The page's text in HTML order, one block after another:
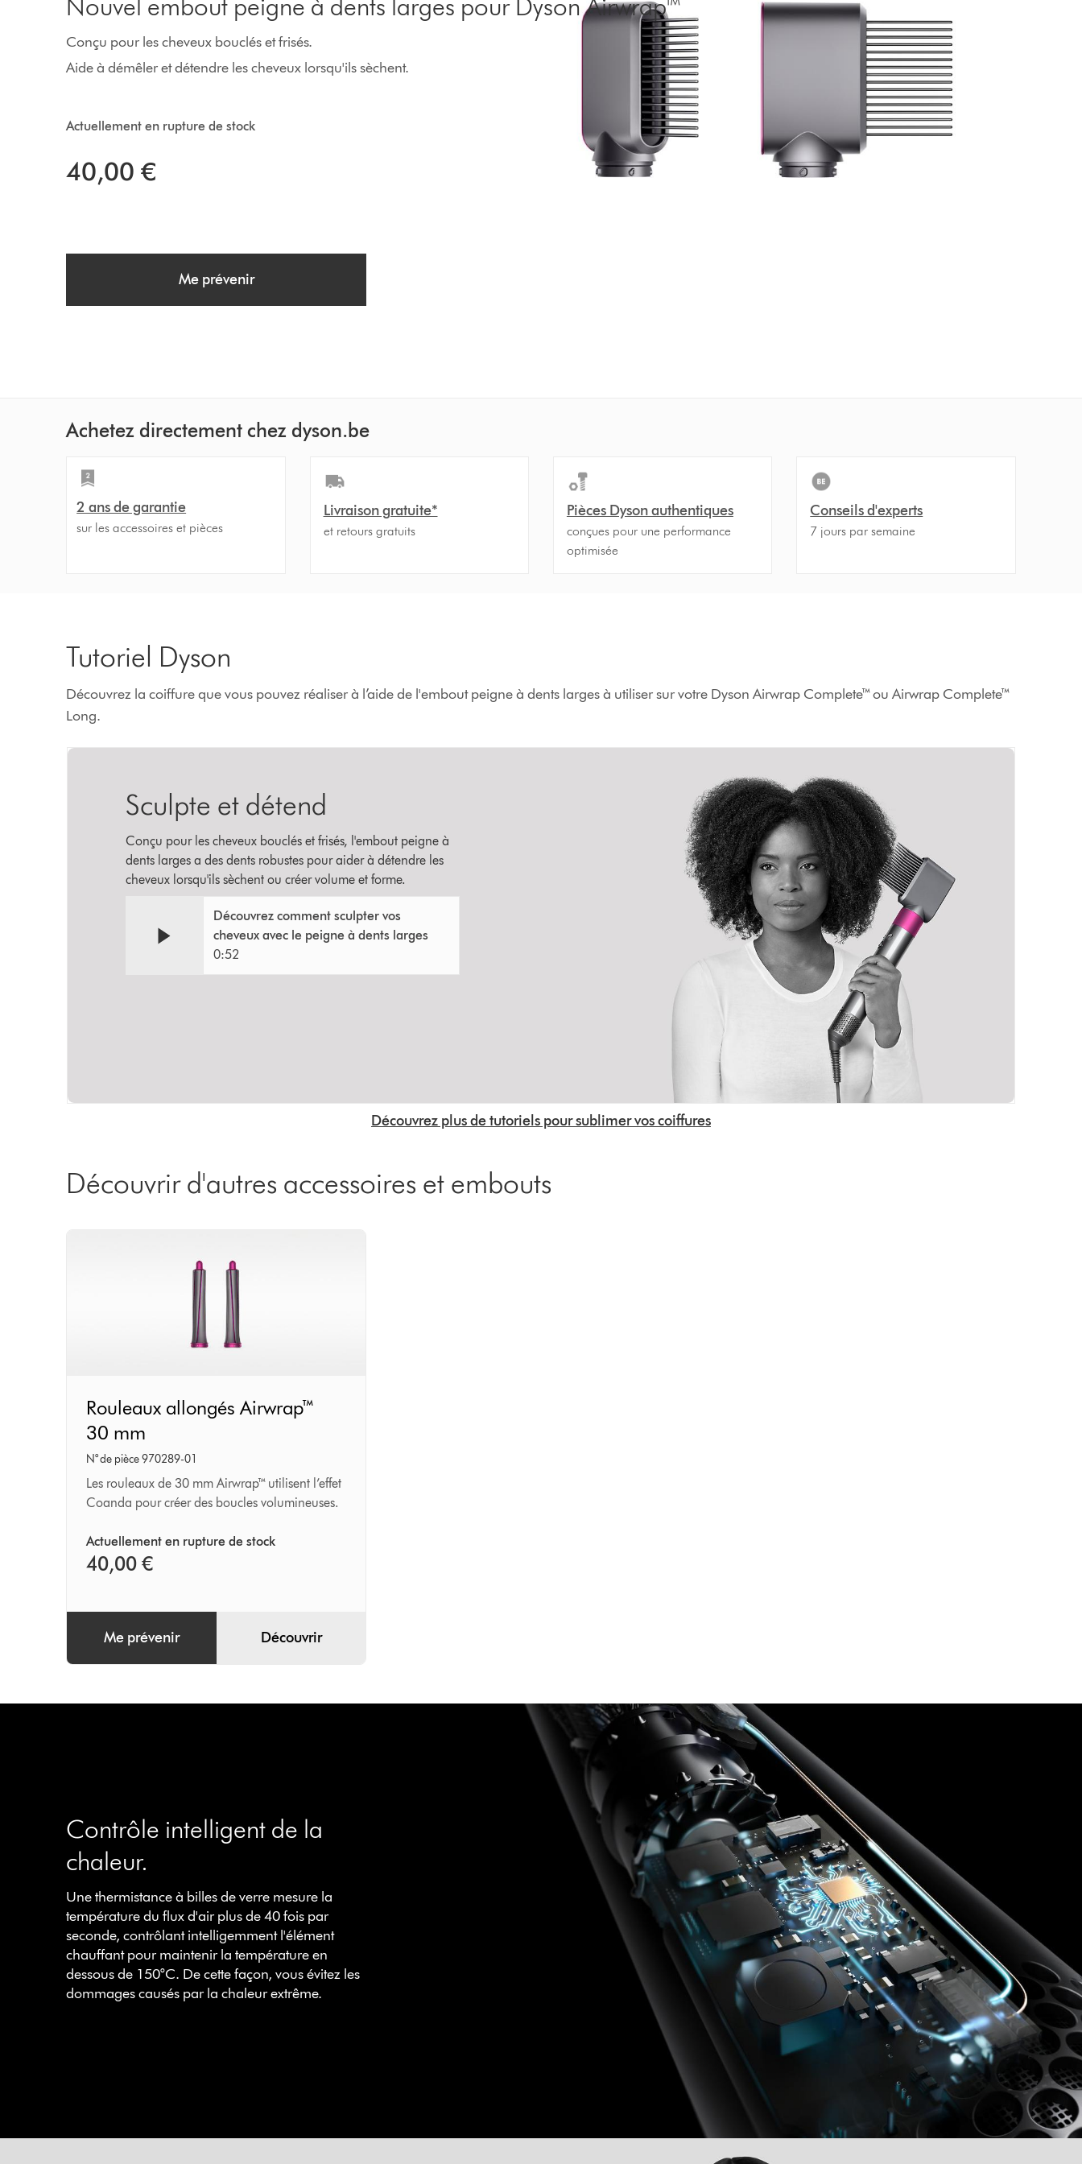
Conçu pour les cheveux bouclés et frisés.
Aide à démêler et détendre les cheveux lorsqu'ils sèchent.
Actuellement en rupture de stock
40,00 €
Me prévenir
Achetez directement chez dyson.be
2 ans de garantie
sur les accessoires et pièces
Livraison gratuite*
et retours gratuits
Pièces Dyson authentiques
conçues pour une performance
optimisée
Conseils d'experts
7 jours par semaine
Tutoriel Dyson
Découvrez la coiffure que vous pouvez réaliser à l’aide de l'embout peigne à dents larges à utiliser sur votre Dyson Airwrap Complete™ ou Airwrap Complete™
Long.
Sculpte et détend
Conçu pour les cheveux bouclés et frisés, l'embout peigne à
dents larges a des dents robustes pour aider à détendre les
cheveux lorsqu'ils sèchent ou créer volume et forme.
Découvrez comment sculpter vos
cheveux avec le peigne à dents larges
0:52
Découvrez plus de tutoriels pour sublimer vos coiffures
Découvrir d'autres accessoires et embouts
allongés
Airwrap™
30 mm
Rouleaux allongés Airwrap™
30 mm
N° de pièce 970289-01
Les rouleaux de 30 mm Airwrap™ utilisent l’effet
Coanda pour créer des boucles volumineuses.
Actuellement en rupture de stock
40,00 €
Me prévenir Découvrir
Contrôle intelligent de la
chaleur.
Une thermistance à billes de verre mesure la
température du flux d'air plus de 40 fois par
seconde, contrôlant intelligemment l'élément
chauffant pour maintenir la température en
dessous de 150°C. De cette façon, vous évitez les
dommages causés par la chaleur extrême.